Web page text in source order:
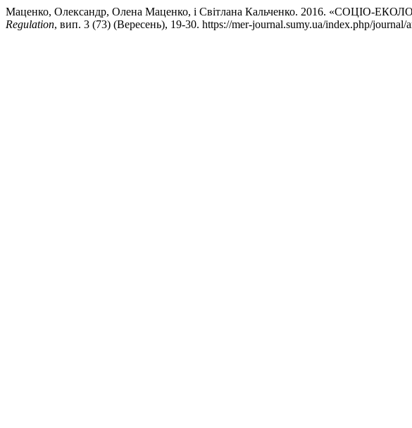
Маценко, Олександр, Олена Маценко, і Світлана Кальченко. 2016.
Regulation, вип. 3 (73) (Вересень), 19-30. https://mer-journal.sumy.ua/index.php/journal/